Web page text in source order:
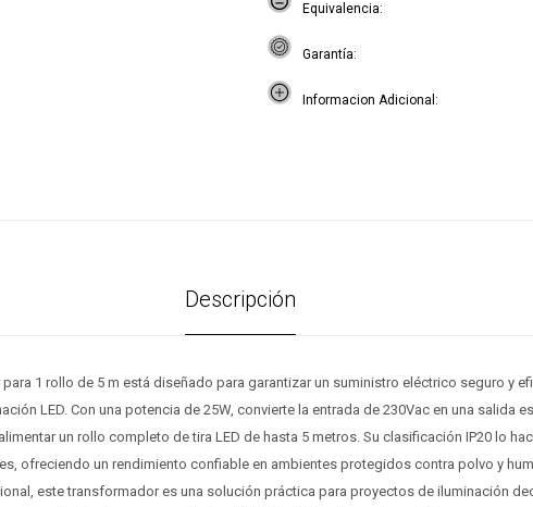
Equivalencia
Garantía
Informacion Adicional
Descripción
1 rollo de 5 m está diseñado para garantizar un suministro eléctrico seguro y
LED. Con una potencia de 25W, convierte la entrada de 230Vac en una salida
un rollo completo de tira LED de hasta 5 metros. Su clasificación IP20 lo
ofreciendo un rendimiento confiable en ambientes protegidos contra polvo y
este transformador es una solución práctica para proyectos de iluminación